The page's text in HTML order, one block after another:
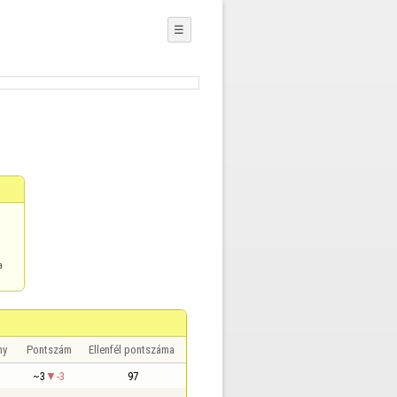
☰
Pontszám Ellenfél pontszáma
~3 -3 97